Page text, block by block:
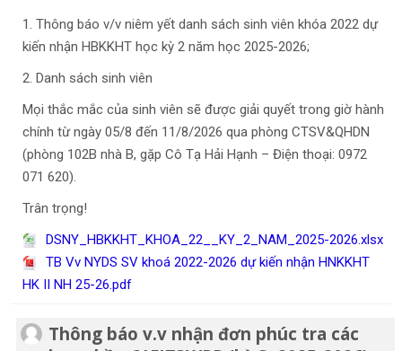
1. Thông báo v/v niêm yết danh sách sinh viên khóa 2022 dự
kiến nhận HBKKHT học kỳ 2 năm học 2025-2026;
2. Danh sách sinh viên
Mọi thắc mắc của sinh viên sẽ được giải quyết trong giờ hành
chính từ ngày 05/8 đến 11/8/2026 qua phòng CTSV&QHDN
(phòng 102B nhà B, gặp Cô Tạ Hải Hạnh – Điện thoại: 0972
071 620).
Trân trọng!
DSNY_HBKKHT_KHOA_22__KY_2_NAM_2025-2026.xlsx
TB Vv NYDS SV khoá 2022-2026 dự kiến nhận HNKKHT
HK II NH 25-26.pdf
Thông báo v.v nhận đơn phúc tra các